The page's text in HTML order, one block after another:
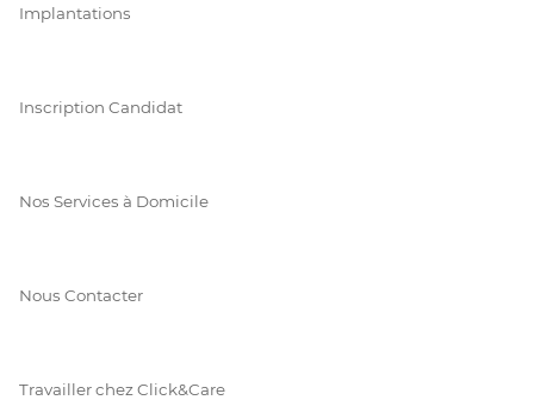
Implantations
Inscription Candidat
Nos Services à Domicile
Nous Contacter
Travailler chez Click&Care